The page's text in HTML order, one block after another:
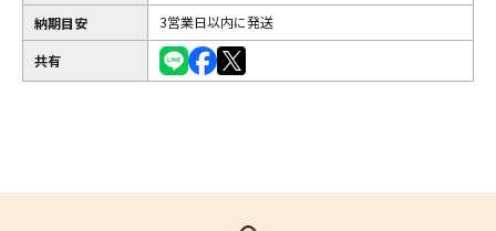
納期目安
3営業日以内に発送
共有